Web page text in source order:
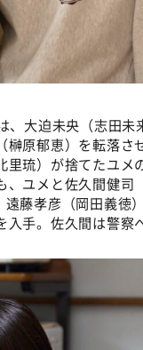
大迫未央（志田未
原郁恵）を転落さ
琉）が捨てたユメ
ユメと佐久間健司
藤孝彦（岡田義徳
手。佐久間は警察